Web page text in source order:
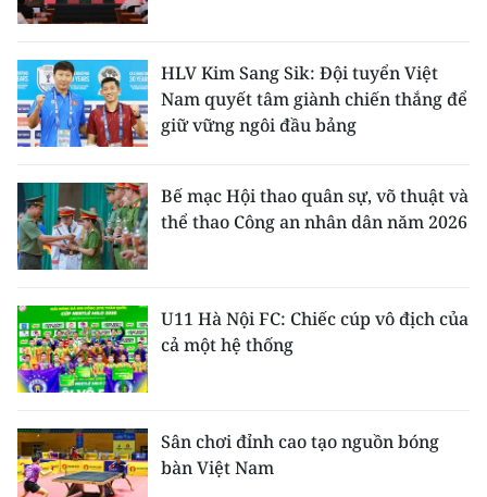
HLV Kim Sang Sik: Đội tuyển Việt
Nam quyết tâm giành chiến thắng để
giữ vững ngôi đầu bảng
Bế mạc Hội thao quân sự, võ thuật và
thể thao Công an nhân dân năm 2026
U11 Hà Nội FC: Chiếc cúp vô địch của
cả một hệ thống
Sân chơi đỉnh cao tạo nguồn bóng
bàn Việt Nam